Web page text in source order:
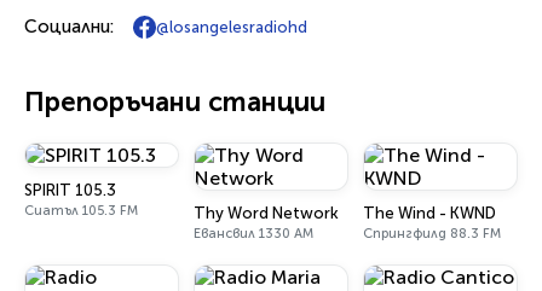
Социални: @losangelesradiohd
Препоръчани станции
SPIRIT 105.3
Сиатъл 105.3 FM Thy Word Network
Евансвил 1330 AM
The Wind - KWND
Спрингфилд 88.3 FM